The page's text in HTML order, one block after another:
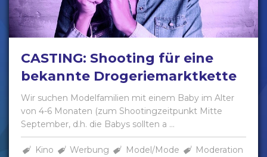
CASTING: Shooting für eine
bekannte Drogeriemarktkette
Wir suchen Modelfamilien mit einem Baby im Alter
von 4-6 Monaten (zum Shootingzeitpunkt Mitte
September, d.h. die Babys sollten a ...
Kino Werbung Model/Mode
Moderation